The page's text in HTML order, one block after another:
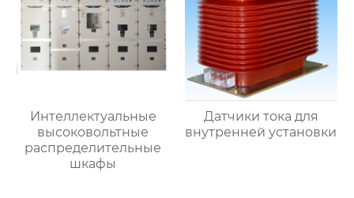
Интеллектуальные
высоковольтные
распределительные
шкафы
Датчики тока для
внутренней установки